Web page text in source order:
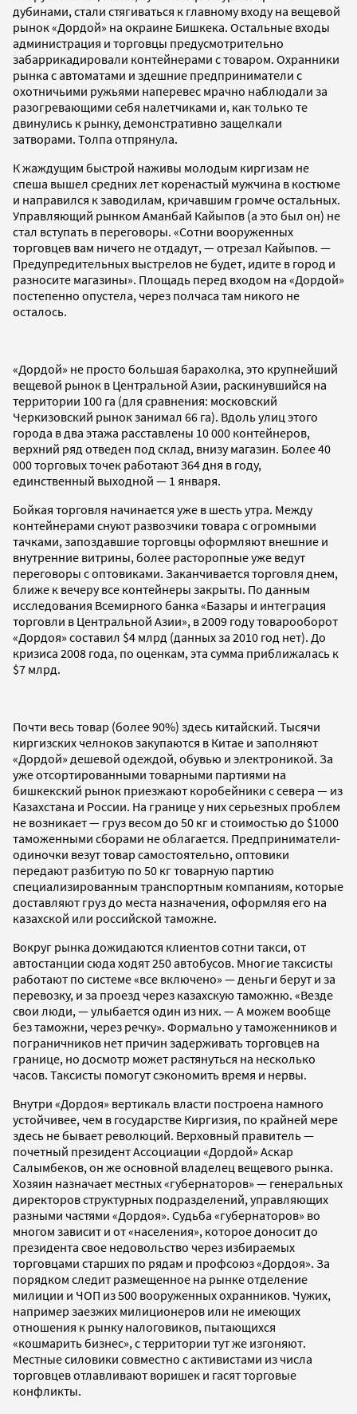
дубинами, стали стягиваться к главному входу на вещевой
рынок «Дордой» на окраине Бишкека. Остальные входы
администрация и торговцы предусмотрительно
забаррикадировали контейнерами с товаром. Охранники
рынка с автоматами и здешние предприниматели с
охотничьими ружьями наперевес мрачно наблюдали за
разогревающими себя налетчиками и, как только те
двинулись к рынку, демонстративно защелкали
затворами. Толпа отпрянула.
К жаждущим быстрой наживы молодым киргизам не
спеша вышел средних лет коренастый мужчина в костюме
и направился к заводилам, кричавшим громче остальных.
Управляющий рынком Аманбай Кайыпов (а это был он) не
стал вступать в переговоры. «Сотни вооруженных
торговцев вам ничего не отдадут, — отрезал Кайыпов. —
Предупредительных выстрелов не будет, идите в город и
разносите магазины». Площадь перед входом на «Дордой»
постепенно опустела, через полчаса там никого не
осталось.
«Дордой» не просто большая барахолка, это крупнейший
вещевой рынок в Центральной Азии, раскинувшийся на
территории 100 га (для сравнения: московский
Черкизовский рынок занимал 66 га). Вдоль улиц этого
города в два этажа расставлены 10 000 контейнеров,
верхний ряд отведен под склад, внизу магазин. Более 40
000 торговых точек работают 364 дня в году,
единственный выходной — 1 января.
Бойкая торговля начинается уже в шесть утра. Между
контейнерами снуют развозчики товара с огромными
тачками, запоздавшие торговцы оформляют внешние и
внутренние витрины, более расторопные уже ведут
переговоры с оптовиками. Заканчивается торговля днем,
ближе к вечеру все контейнеры закрыты. По данным
исследования Всемирного банка «Базары и интеграция
торговли в Центральной Азии», в 2009 году товарооборот
«Дордоя» составил $4 млрд (данных за 2010 год нет). До
кризиса 2008 года, по оценкам, эта сумма приближалась к
$7 млрд.
Почти весь товар (более 90%) здесь китайский. Тысячи
киргизских челноков закупаются в Китае и заполняют
«Дордой» дешевой одеждой, обувью и электроникой. За
уже отсортированными товарными партиями на
бишкекский рынок приезжают коробейники с севера — из
Казахстана и России. На границе у них серьезных проблем
не возникает — груз весом до 50 кг и стоимостью до $1000
таможенными сборами не облагается. Предприниматели-
одиночки везут товар самостоятельно, оптовики
передают разбитую по 50 кг товарную партию
специализированным транспортным компаниям, которые
доставляют груз до места назначения, оформляя его на
казахской или российской таможне.
Вокруг рынка дожидаются клиентов сотни такси, от
автостанции сюда ходят 250 автобусов. Многие таксисты
работают по системе «все включено» — деньги берут и за
перевозку, и за проезд через казахскую таможню. «Везде
свои люди, — улыбается один из них. — А можем вообще
без таможни, через речку». Формально у таможенников и
пограничников нет причин задерживать торговцев на
границе, но досмотр может растянуться на несколько
часов. Таксисты помогут сэкономить время и нервы.
Внутри «Дордоя» вертикаль власти построена намного
устойчивее, чем в государстве Киргизия, по крайней мере
здесь не бывает революций. Верховный правитель —
почетный президент Ассоциации «Дордой» Аскар
Салымбеков, он же основной владелец вещевого рынка.
Хозяин назначает местных «губернаторов» — генеральных
директоров структурных подразделений, управляющих
разными частями «Дордоя». Судьба «губернаторов» во
многом зависит и от «населения», которое доносит до
президента свое недовольство через избираемых
торговцами старших по рядам и профсоюз «Дордоя». За
порядком следит размещенное на рынке отделение
милиции и ЧОП из 500 вооруженных охранников. Чужих,
например заезжих милиционеров или не имеющих
отношения к рынку налоговиков, пытающихся
«кошмарить бизнес», с территории тут же изгоняют.
Местные силовики совместно с активистами из числа
торговцев отлавливают воришек и гасят торговые
конфликты.